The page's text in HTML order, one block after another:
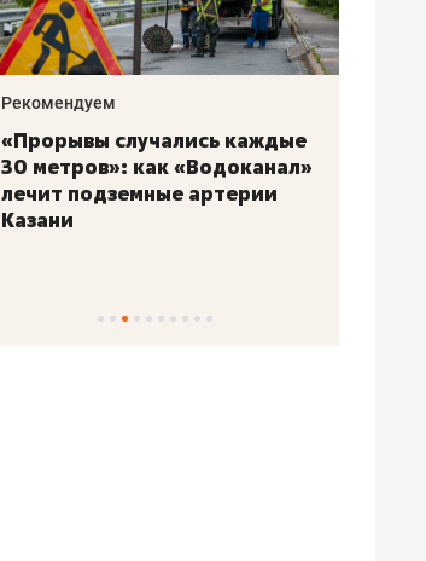
Рекомендуем
«Прорывы случались каждые
30 метров»: как «Водоканал»
лечит подземные артерии
Казани